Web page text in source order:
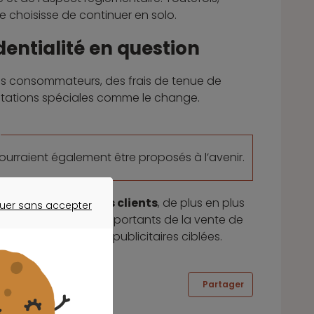
choisisse de continuer en solo.
en question
consommateurs, des frais de tenue de
spéciales comme le change.
également être proposés à l’avenir.
d’achats des clients, de plus en plus
déjà des revenus importants de la vente de
des annonces publicitaires ciblées.
Partager
sans accepter